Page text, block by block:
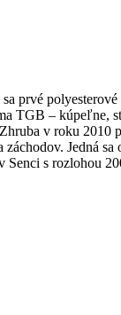
prvé
TGB – kúpeľne,
v roku 2010
Jedná sa
s rozlohou